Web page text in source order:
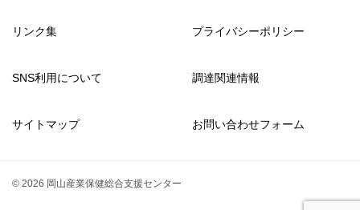
リンク集 プライバシーポリシー
SNS利用について 調達関連情報
サイトマップ お問い合わせフォーム
© 2026 岡山産業保健総合支援センター